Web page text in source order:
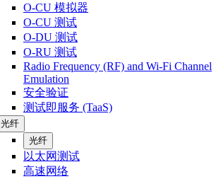
O-CU 模拟器
O-CU 测试
O-DU 测试
O-RU 测试
Radio Frequency (RF) and Wi-Fi Channel
Emulation
安全验证
测试即服务 (TaaS)
光纤
光纤
以太网测试
高速网络